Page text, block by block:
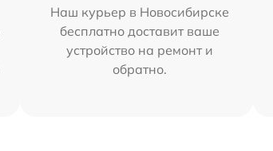
Наш курьер в Новосибирске
бесплатно доставит ваше
устройство на ремонт и
обратно.